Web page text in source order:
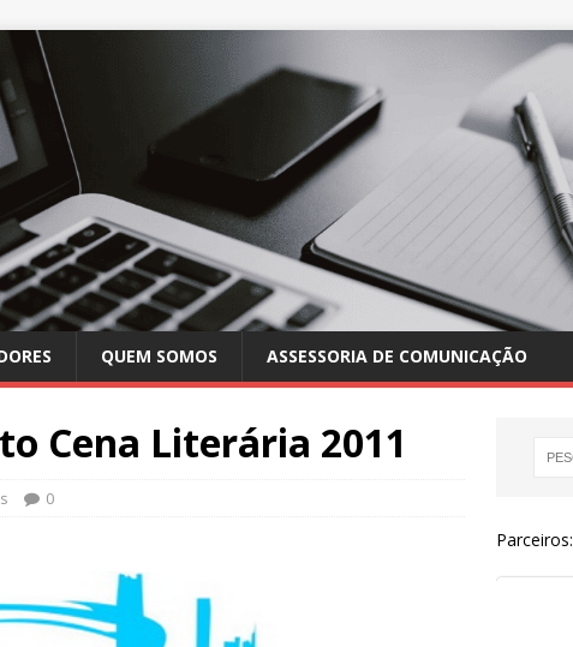
QUEM SOMOS ASSESSORIA DE COMUNICAÇÃO
Cena Literária 2011
0
Parceiros: